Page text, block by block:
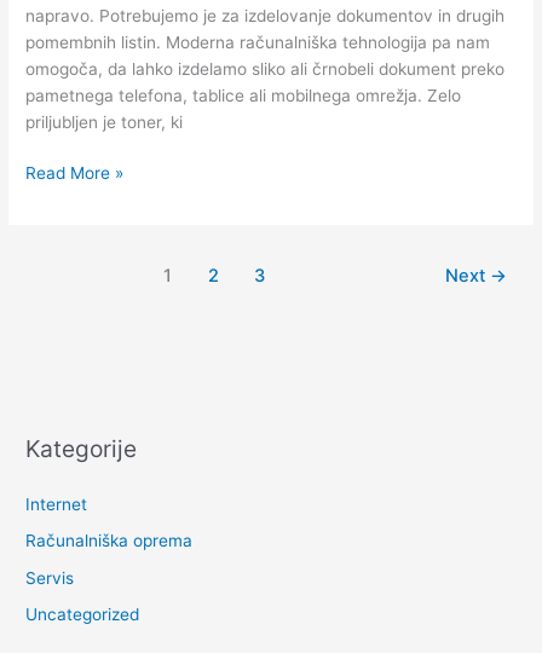
napravo. Potrebujemo je za izdelovanje dokumentov in drugih
pomembnih listin. Moderna računalniška tehnologija pa nam
omogoča, da lahko izdelamo sliko ali črnobeli dokument preko
pametnega telefona, tablice ali mobilnega omrežja. Zelo
priljubljen je toner, ki
Katere
Read More »
1 2 3 Next →
Kategorije
Internet
Računalniška oprema
Servis
Uncategorized